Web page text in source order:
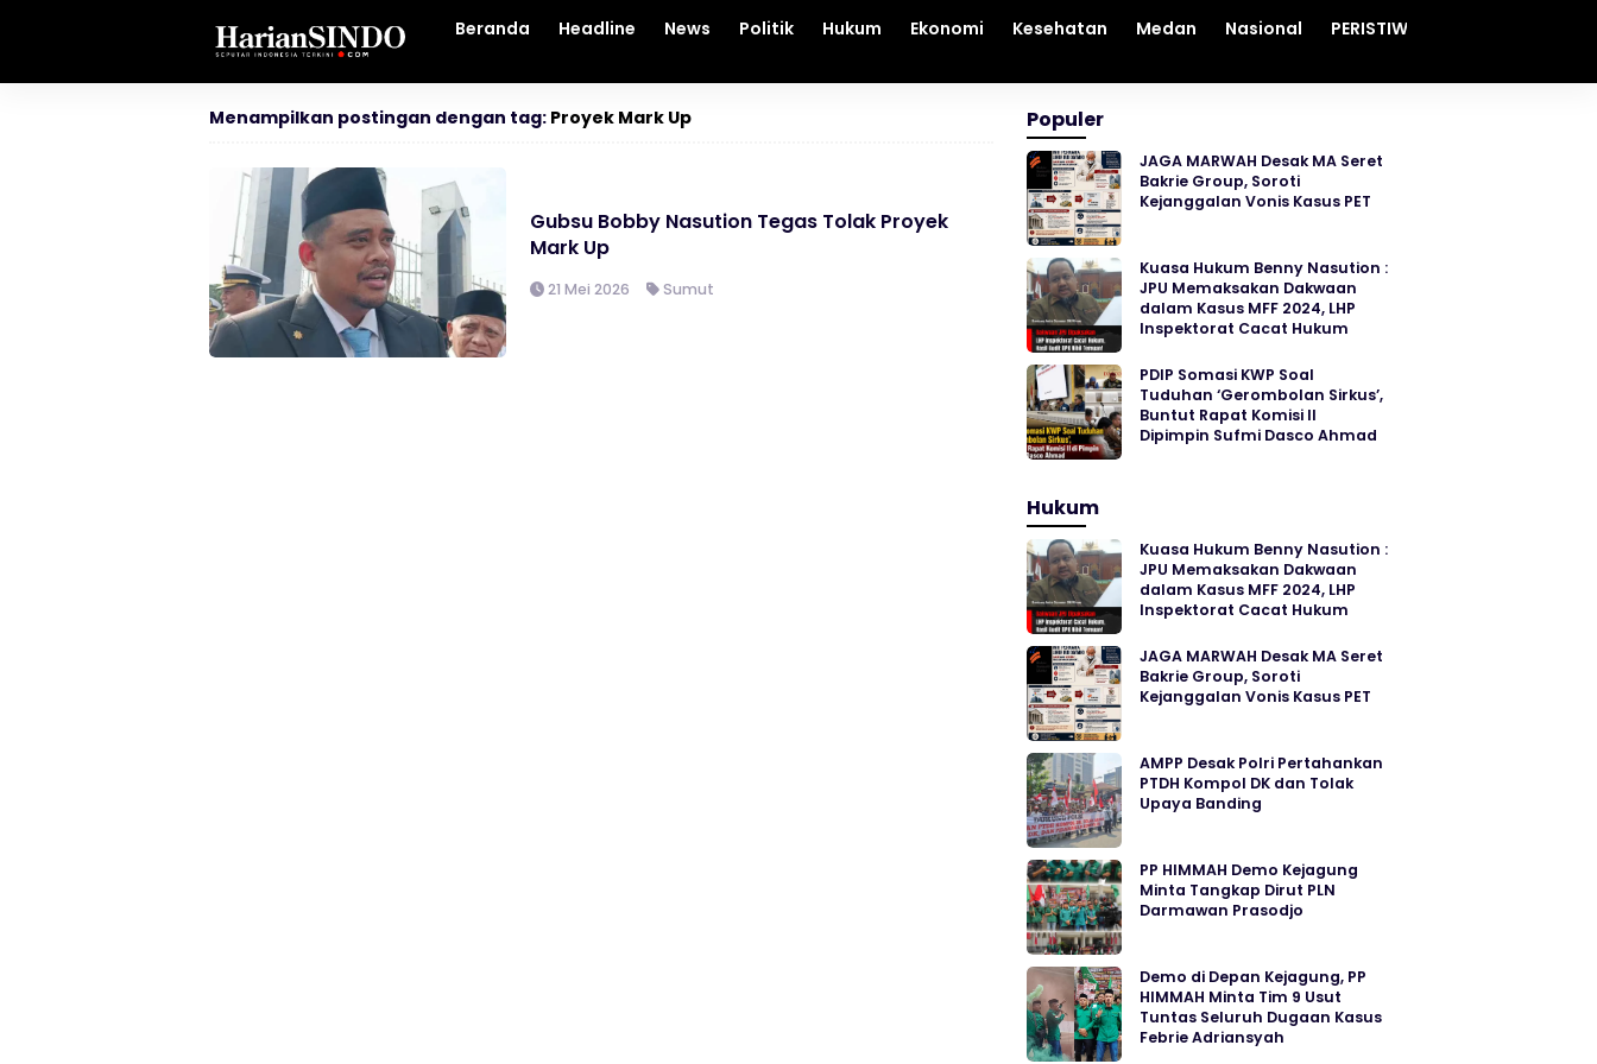
Beranda Headline News Politik Hukum Ekonomi Kesehatan Medan Nasional PERISTIWA
Menampilkan postingan dengan tag: Proyek Mark Up
Gubsu Bobby Nasution Tegas Tolak Proyek
Mark Up
21 Mei 2026 Sumut
Populer
JAGA MARWAH Desak MA Seret
Bakrie Group, Soroti
Kejanggalan Vonis Kasus PET
Kuasa Hukum Benny Nasution :
JPU Memaksakan Dakwaan
dalam Kasus MFF 2024, LHP
Inspektorat Cacat Hukum
PDIP Somasi KWP Soal
Tuduhan ‘Gerombolan Sirkus’,
Buntut Rapat Komisi II
Dipimpin Sufmi Dasco Ahmad
Hukum
Kuasa Hukum Benny Nasution :
JPU Memaksakan Dakwaan
dalam Kasus MFF 2024, LHP
Inspektorat Cacat Hukum
JAGA MARWAH Desak MA Seret
Bakrie Group, Soroti
Kejanggalan Vonis Kasus PET
AMPP Desak Polri Pertahankan
PTDH Kompol DK dan Tolak
Upaya Banding
PP HIMMAH Demo Kejagung
Minta Tangkap Dirut PLN
Darmawan Prasodjo
Demo di Depan Kejagung, PP
HIMMAH Minta Tim 9 Usut
Tuntas Seluruh Dugaan Kasus
Febrie Adriansyah